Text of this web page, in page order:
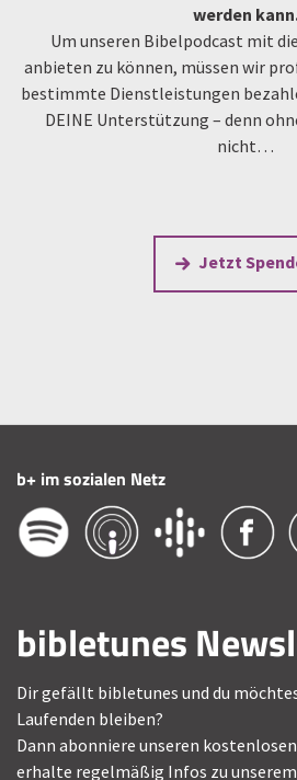
werden
Um unseren Bibelpodcast mit
anbieten zu können, müssen wir
bestimmte Dienstleistungen
DEINE Unterstützung – denn
nicht…
Jetzt
b+ im sozialen Netz
bibletunes
Dir gefällt bibletunes und du
Laufenden bleiben?
Dann abonniere unseren
erhalte regelmäßig Infos zu